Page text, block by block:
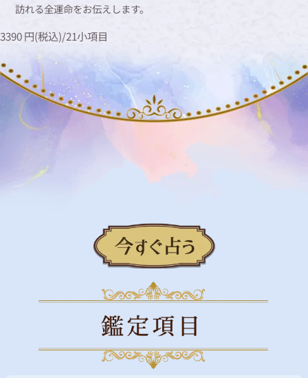
訪れる全運命をお伝えします。
3390円(税込)/21小項目